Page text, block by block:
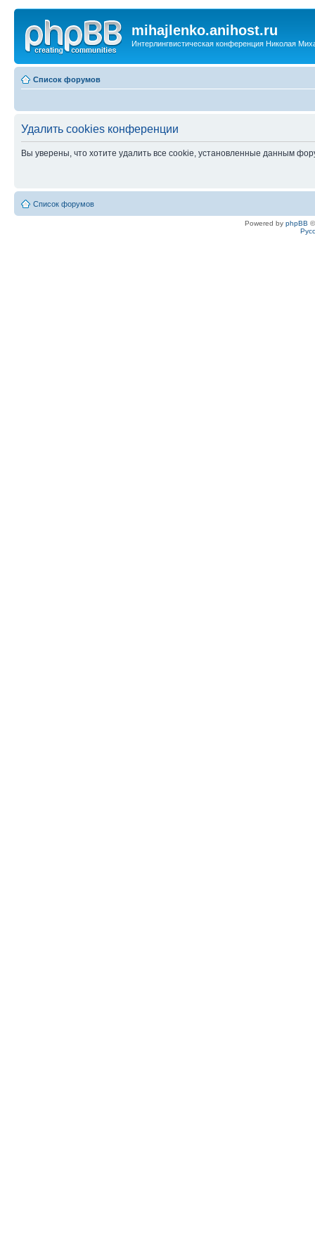
mihajlenko.anihost.ru
Интерлингвистическая конференция Николая
Список форумов
Удалить cookies конференции
Вы уверены, что хотите удалить все cookie, установленные данным
Список форумов
Powered by phpBB